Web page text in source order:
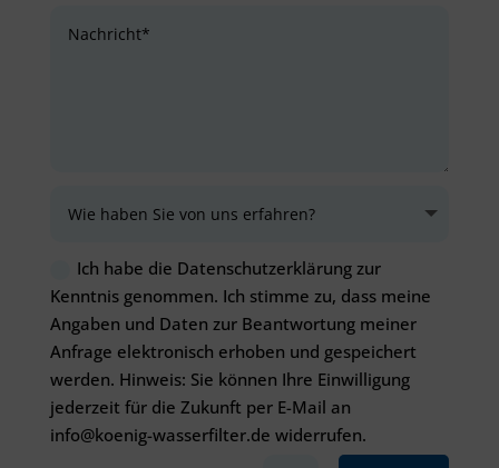
Ich habe die Datenschutzerklärung zur
Kenntnis genommen. Ich stimme zu, dass meine
Angaben und Daten zur Beantwortung meiner
Anfrage elektronisch erhoben und gespeichert
werden. Hinweis: Sie können Ihre Einwilligung
jederzeit für die Zukunft per E-Mail an
info@koenig-wasserfilter.de widerrufen.